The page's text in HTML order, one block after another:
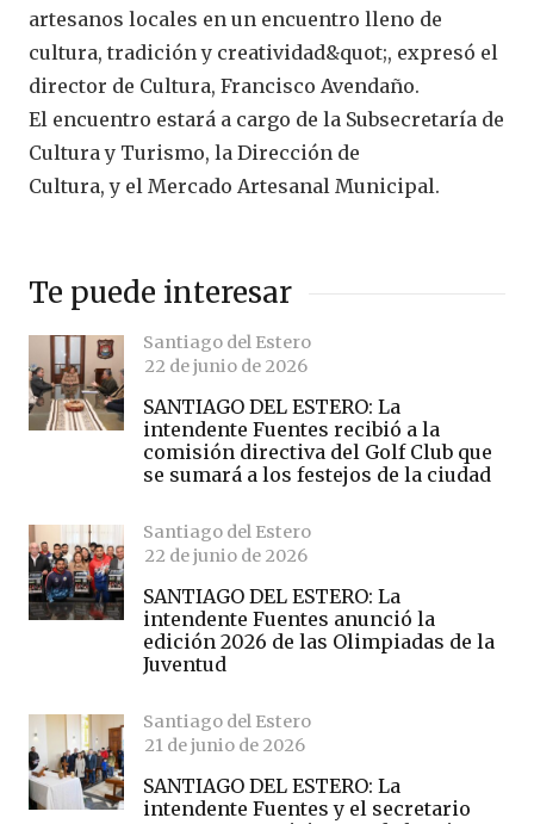
artesanos locales en un encuentro lleno de
cultura, tradición y creatividad&quot;, expresó el
director de Cultura, Francisco Avendaño.
El encuentro estará a cargo de la Subsecretaría de
Cultura y Turismo, la Dirección de
Cultura, y el Mercado Artesanal Municipal.
Te puede interesar
Santiago del Estero
22 de junio de 2026
SANTIAGO DEL ESTERO: La
intendente Fuentes recibió a la
comisión directiva del Golf Club que
se sumará a los festejos de la ciudad
Santiago del Estero
22 de junio de 2026
SANTIAGO DEL ESTERO: La
intendente Fuentes anunció la
edición 2026 de las Olimpiadas de la
Juventud
Santiago del Estero
21 de junio de 2026
SANTIAGO DEL ESTERO: La
intendente Fuentes y el secretario